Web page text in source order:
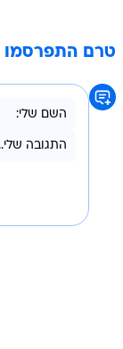
טרם התפרסמו